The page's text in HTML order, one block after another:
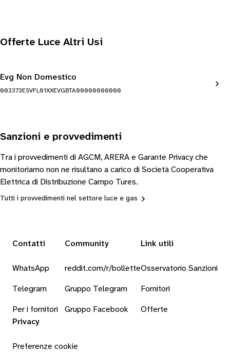
Offerte Luce Altri Usi
Evg Non Domestico
003373ESVFL01XXEVGBTA00000000000
Sanzioni e provvedimenti
Tra i provvedimenti di AGCM, ARERA e Garante Privacy che
monitoriamo non ne risultano a carico di Società Cooperativa
Elettrica di Distribuzione Campo Tures.
Tutti i provvedimenti nel settore luce e gas
Contatti
WhatsApp
Telegram
Per i fornitori
Community
reddit.com/r/bollette
Gruppo Telegram
Gruppo Facebook
Link utili
Osservatorio Sanzioni
Fornitori
Offerte
Privacy
Preferenze cookie